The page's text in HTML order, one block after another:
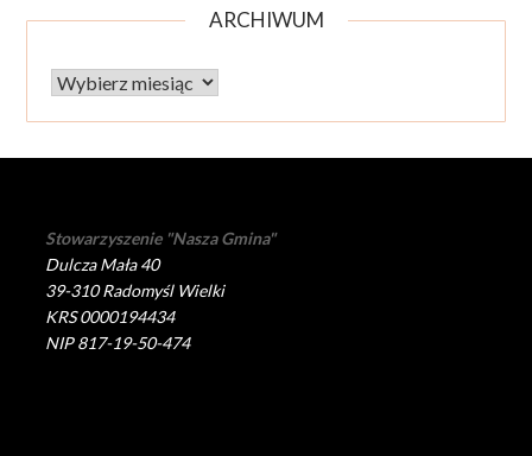
ARCHIWUM
Archiwum
Stowarzyszenie "Nasza Gmina"
Dulcza Mała 40
39-310 Radomyśl Wielki
KRS 0000194434
NIP 817-19-50-474